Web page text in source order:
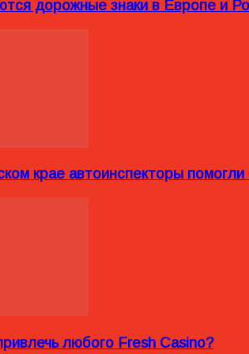
дорожные знаки в Европе и
крае автоинспекторы
любого Fresh Casino?